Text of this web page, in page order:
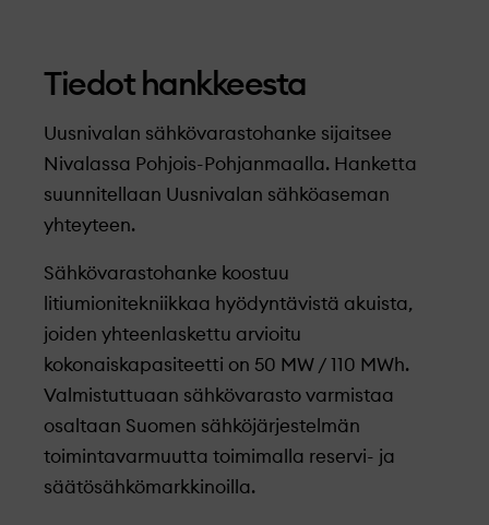
Tiedot hankkeesta
Uusnivalan sähkövarastohanke sijaitsee
Nivalassa Pohjois-Pohjanmaalla. Hanketta
suunnitellaan Uusnivalan sähköaseman
yhteyteen.
Sähkövarastohanke koostuu
litiumionitekniikkaa hyödyntävistä akuista,
joiden yhteenlaskettu arvioitu
kokonaiskapasiteetti on 50 MW / 110 MWh.
Valmistuttuaan sähkövarasto varmistaa
osaltaan Suomen sähköjärjestelmän
toimintavarmuutta toimimalla reservi- ja
säätösähkömarkkinoilla.